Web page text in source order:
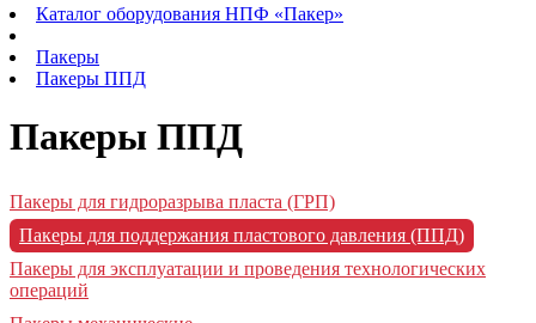
Каталог оборудования НПФ «Пакер»
Пакеры
Пакеры ППД
Пакеры ППД
Пакеры для гидроразрыва пласта (ГРП)
Пакеры для поддержания пластового давления (ППД)
Пакеры для эксплуатации и проведения технологических
операций